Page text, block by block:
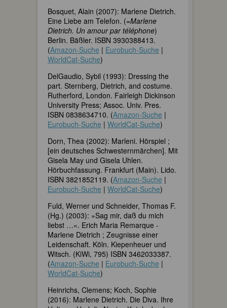
Bosquet, Alain (2007): Marlene Dietrich.
Eine Liebe am Telefon. (=Marlene
Dietrich. Un amour par téléphone)
Berlin. Bäßler. ISBN 3930388413.
(Amazon-Suche | Eurobuch-Suche |
WorldCat-Suche)
DelGaudio, Sybil (1993): Dressing the
part. Sternberg, Dietrich, and costume.
Rutherford, London. Fairleigh Dickinson
University Press; Assoc. Univ. Pres.
ISBN 0838634710. (Amazon-Suche |
Eurobuch-Suche | WorldCat-Suche)
Dorn, Thea (2002): Marleni. Hörspiel ;
[ein deutsches Schwesternmärchen]. Mit
Gisela May und Gisela Uhlen.
Hörbuchfassung. Frankfurt (Main). Lido.
ISBN 3821852119. (Amazon-Suche |
Eurobuch-Suche | WorldCat-Suche)
Fuld, Werner und Schneider, Thomas F.
(Hg.) (2003): »Sag mir, daß du mich
liebst …«. Erich Maria Remarque -
Marlene Dietrich ; Zeugnisse einer
Leidenschaft. Köln. Kiepenheuer und
Witsch. (KiWi, 795) ISBN 3462033387.
(Amazon-Suche | Eurobuch-Suche |
WorldCat-Suche)
Heinrichs, Clemens; Koch, Sophie
(2016): Marlene Dietrich. Die Diva. Ihre